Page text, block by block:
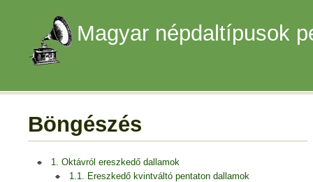
Magyar népdaltípusok
Böngészés
1. Oktávról ereszkedő dallamok
1.1. Ereszkedő kvintváltó pentaton dallamok